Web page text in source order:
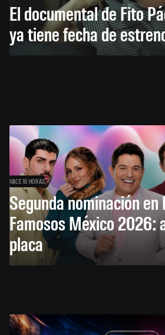
El documental de Fito
ya tiene fecha de
HACE 10 HORAS
Segunda nominación en
Famosos México 2026:
placa